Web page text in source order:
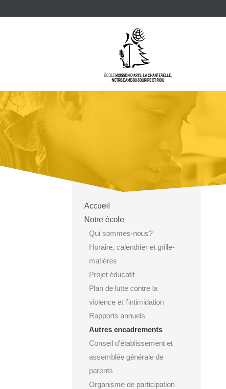
Accueil
Notre école
Qui sommes-nous?
Horaire, calendrier et grille-
matières
Projet éducatif
Plan de lutte contre la
violence et l’intimidation
Rapports annuels
Autres encadrements
Conseil d’établissement et
assemblée générale de
parents
Organisme de participation